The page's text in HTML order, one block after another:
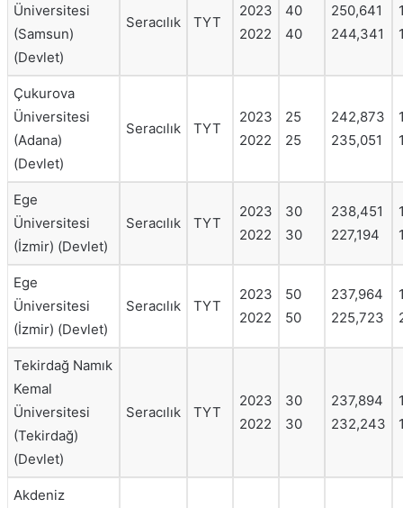
Üniversitesi
(Samsun)
(Devlet)
Seracılık TYT
2023
2022
40
40
250,641
244,341
Çukurova
Üniversitesi
(Adana)
(Devlet)
Seracılık TYT
2023
2022
25
25
242,873
235,051
Ege
Üniversitesi
(İzmir) (Devlet)
Seracılık TYT
2023
2022
30
30
238,451
227,194
Ege
Üniversitesi
(İzmir) (Devlet)
Seracılık TYT
2023
2022
50
50
237,964
225,723
Tekirdağ Namık
Kemal
Üniversitesi
(Tekirdağ)
(Devlet)
Seracılık TYT
2023
2022
30
30
237,894
232,243
Akdeniz